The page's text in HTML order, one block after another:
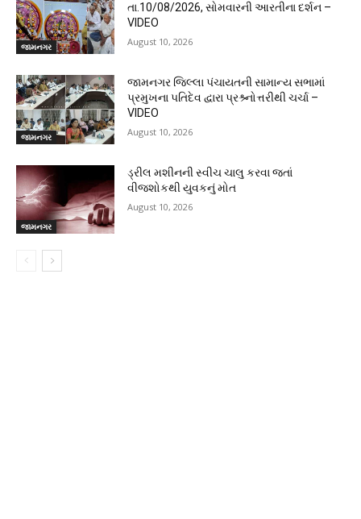
જામનગર
તા.10/08/2026, સોમવારની આરતીના દર્શન –
VIDEO
August 10, 2026
જામનગર
જામનગર જિલ્લા પંચાયતની સામાન્ય સભામાં
પ્રમુખના પતિદેવ દ્વારા પ્રશ્ર્નોત્તરીથી ચર્ચા –
VIDEO
August 10, 2026
જામનગર
ડ્રીલ મશીનની સ્વીચ ચાલુ કરવા જતાં
વીજશોકથી યુવકનું મોત
August 10, 2026